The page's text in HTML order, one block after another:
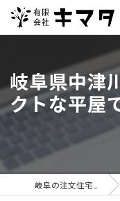
岐阜県中津
クトな平屋